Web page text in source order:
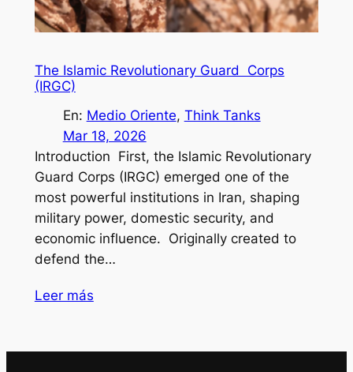
The Islamic Revolutionary Guard Corps
(IRGC)
En: Medio Oriente, Think Tanks
Mar 18, 2026
Introduction First, the Islamic Revolutionary
Guard Corps (IRGC) emerged one of the
most powerful institutions in Iran, shaping
military power, domestic security, and
economic influence. Originally created to
defend the…
Leer más